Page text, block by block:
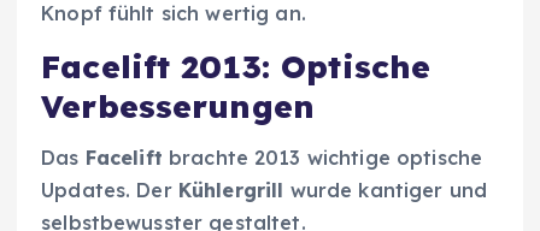
Knopf fühlt sich wertig an.
Facelift 2013: Optische
Verbesserungen
Das Facelift brachte 2013 wichtige optische
Updates. Der Kühlergrill wurde kantiger und
selbstbewusster gestaltet.